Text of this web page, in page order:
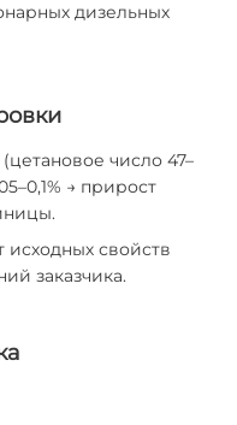
дизельных
число 47–
→ прирост
исходных свойств
заказчика.